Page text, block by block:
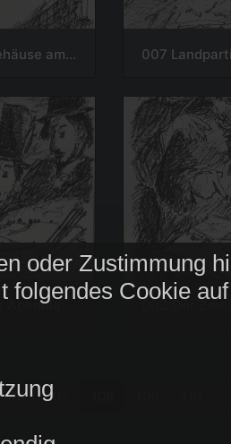
oder Zustimmung
Cookie
008 Der Zeichner im Gehäuse am Abend
106 107